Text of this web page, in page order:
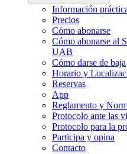
Información
Precios
Cómo abonarse
Cómo abonarse al
UAB
Cómo darse de baja
Horario y
Reservas
App
Reglamento y
Protocolo ante las
Protocolo para la
Participa y opina
Contacto